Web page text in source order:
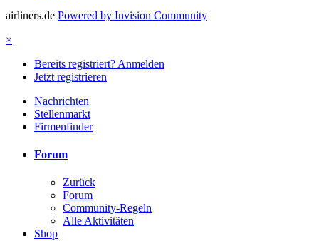
airliners.de Powered by Invision Community
×
Bereits registriert? Anmelden
Jetzt registrieren
Nachrichten
Stellenmarkt
Firmenfinder
Forum
Zurück
Forum
Community-Regeln
Alle Aktivitäten
Shop